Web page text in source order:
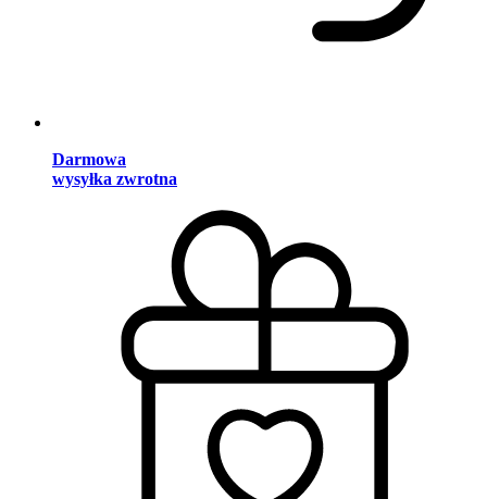
Darmowa
wysyłka zwrotna